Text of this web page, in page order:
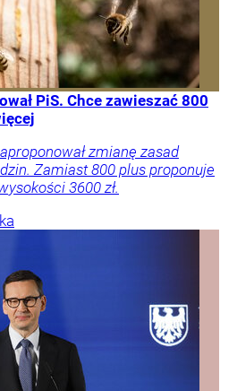
PiS. Chce zawieszać 800
zmianę zasad
Zamiast 800 plus proponuje
3600 zł.